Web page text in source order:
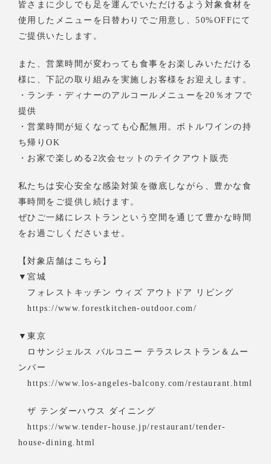
皆さまに少しでも足を運んでいただけるよう対象食材を
使用したメニューを日替わりでご用意し、50%OFFにて
ご提供いたします。
また、営業時間が変わっても食事をお楽しみいただける
様に、下記の取り組みを実施しお客様をお迎えします。
・ランチ・ディナーのアルコールメニューを20％オフで
提供
・営業時間が短くなっても心配無用。ボトルワインの持
ち帰りOK
・お家で楽しめる2次会セットのテイクアウト販売
私たちは安心安全な感染対策を徹底しながら、豊かな食
事時間をご提供し続けます。
ぜひご一緒にレストランという空間を通じて豊かな時間
をお過ごしくださいませ。
【対象店舗はこちら】
▼宮城
フォレストキッチン ウィズ アウトドア リビング
https://www.forestkitchen-outdoor.com/
▼東京
ロサンジェルス バルコニー テラスレストラン＆ムー
ンバー
https://www.los-angeles-balcony.com/restaurant.html
ザ テンダーハウス ダイニング
https://www.tender-house.jp/restaurant/tender-
house-dining.html